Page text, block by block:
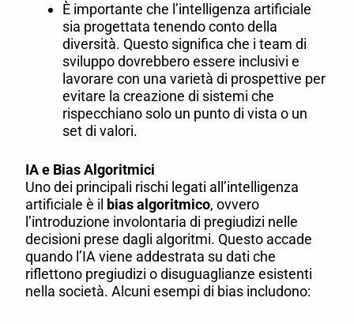
È importante che l’intelligenza artificiale
sia progettata tenendo conto della
diversità. Questo significa che i team di
sviluppo dovrebbero essere inclusivi e
lavorare con una varietà di prospettive per
evitare la creazione di sistemi che
rispecchiano solo un punto di vista o un
set di valori.
IA e Bias Algoritmici
Uno dei principali rischi legati all’intelligenza
artificiale è il bias algoritmico, ovvero
l’introduzione involontaria di pregiudizi nelle
decisioni prese dagli algoritmi. Questo accade
quando l’IA viene addestrata su dati che
riflettono pregiudizi o disuguaglianze esistenti
nella società. Alcuni esempi di bias includono: